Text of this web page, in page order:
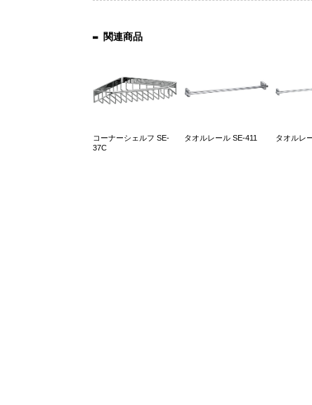
関連商品
コーナーシェルフ SE-
37C
タオルレール SE-411 タオルレ